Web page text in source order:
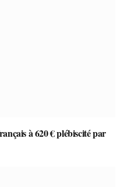
à 620 € plébiscité par